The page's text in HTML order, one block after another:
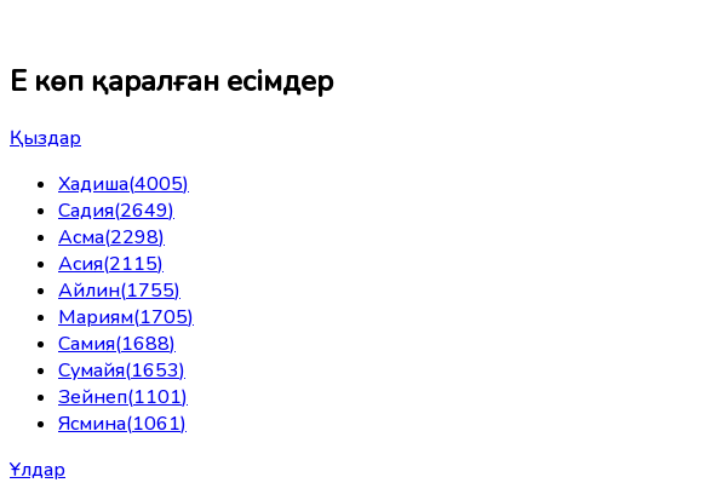
Ең көп қаралған есімдер
Қыздар
Хадиша(4005)
Садия(2649)
Асма(2298)
Асия(2115)
Айлин(1755)
Мариям(1705)
Самия(1688)
Сумайя(1653)
Зейнеп(1101)
Ясмина(1061)
Ұлдар